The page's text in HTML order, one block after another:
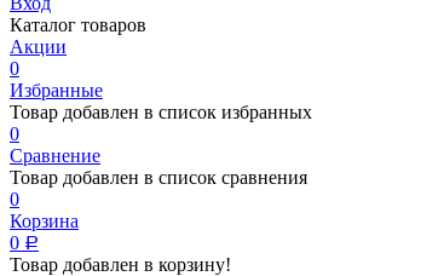
Каталог товаров
Акции
0
Избранные
Товар добавлен в список избранных
0
Сравнение
Товар добавлен в список сравнения
0
Корзина
0 Р
Товар добавлен в корзину!